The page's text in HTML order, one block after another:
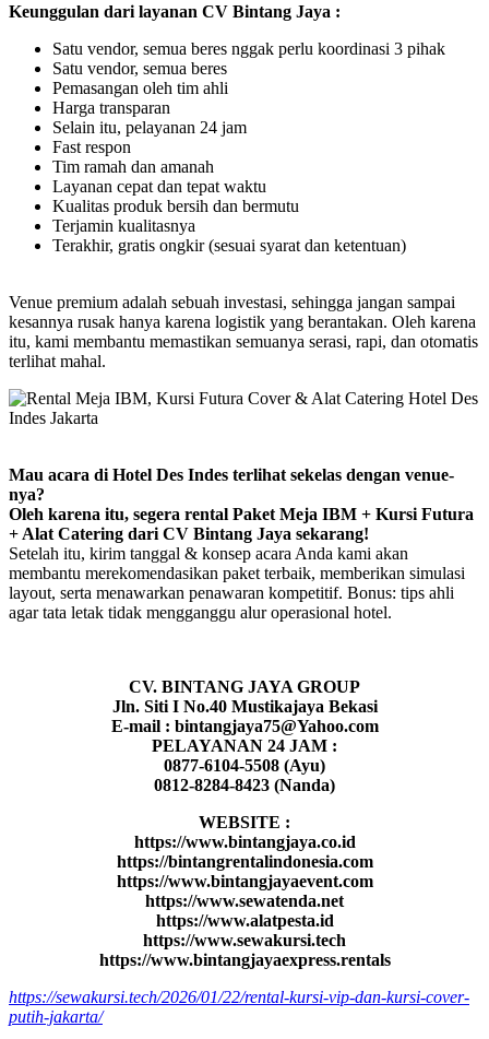
Keunggulan dari layanan CV Bintang Jaya :
Satu vendor, semua beres nggak perlu koordinasi 3 pihak
Satu vendor, semua beres
Pemasangan oleh tim ahli
Harga transparan
Selain itu, pelayanan 24 jam
Fast respon
Tim ramah dan amanah
Layanan cepat dan tepat waktu
Kualitas produk bersih dan bermutu
Terjamin kualitasnya
Terakhir, gratis ongkir (sesuai syarat dan ketentuan)
Venue premium adalah sebuah investasi, sehingga jangan sampai
kesannya rusak hanya karena logistik yang berantakan. Oleh karena
itu, kami membantu memastikan semuanya serasi, rapi, dan otomatis
terlihat mahal.
Mau acara di Hotel Des Indes terlihat sekelas dengan venue-
nya?
Oleh karena itu, segera rental Paket Meja IBM + Kursi Futura
+ Alat Catering dari CV Bintang Jaya sekarang!
Setelah itu, kirim tanggal & konsep acara Anda kami akan
membantu merekomendasikan paket terbaik, memberikan simulasi
layout, serta menawarkan penawaran kompetitif. Bonus: tips ahli
agar tata letak tidak mengganggu alur operasional hotel.
CV. BINTANG JAYA GROUP
Jln. Siti I No.40 Mustikajaya Bekasi
E-mail : bintangjaya75@Yahoo.com
PELAYANAN 24 JAM :
0877-6104-5508 (Ayu)
0812-8284-8423 (Nanda)
WEBSITE :
https://www.bintangjaya.co.id
https://bintangrentalindonesia.com
https://www.bintangjayaevent.com
https://www.sewatenda.net
https://www.alatpesta.id
https://www.sewakursi.tech
https://www.bintangjayaexpress.rentals
https://sewakursi.tech/2026/01/22/rental-kursi-vip-dan-kursi-cover-
putih-jakarta/